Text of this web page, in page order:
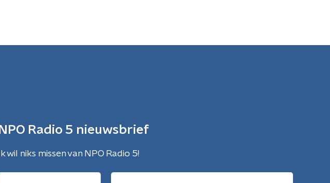
NPO Radio 5 nieuwsbrief
Ik wil niks missen van NPO Radio 5!